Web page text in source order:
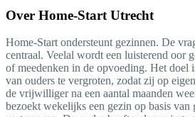
Over Home-Start Utrecht
Home-Start ondersteunt gezinnen. De
centraal. Veelal wordt een luisterend oor
of meedenken in de opvoeding. Het doel
van ouders te vergroten, zodat zij op
de vrijwilliger na een aantal maanden
bezoekt wekelijks een gezin op basis